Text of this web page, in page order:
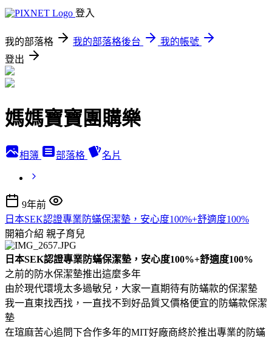
登入
我的部落格 我的部落格後台
我的帳號
登出
媽媽寶寶團購樂
相簿 部落格 名片
9年前
日本SEK認證專業防蟎保潔墊，安心度100%+舒適度100%
開箱介紹 親子育兒
日本SEK認證專業防蟎保潔墊，安心度100%+舒適度100%
之前的防水保潔墊推出這麼多年
由於現代環境太多過敏兒，大家一直期待有防蟎款的保潔墊
我一直東找西找，一直找不到好品質又價格便宜的防蟎款保潔
墊
在瑄麻苦心追問下合作多年的MIT好廠商終於推出專業的防蟎